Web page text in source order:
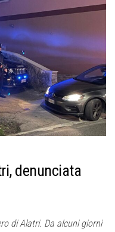
denunciata
di Alatri. Da alcuni giorni